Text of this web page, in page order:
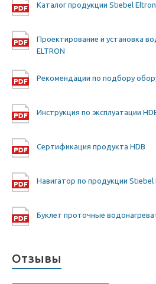
Каталог продукции Stiebel Eltron
Проектирование и установка
ELTRON
Рекомендации по подбору
Инструкция по эксплуатации
Сертификация продукта HDB
Навигатор по продукции Stiebel
Буклет проточные
Отзывы